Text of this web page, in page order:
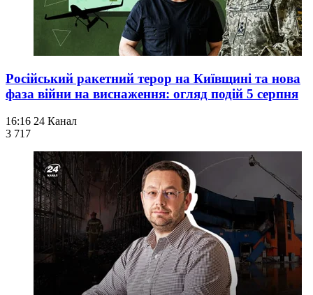
Російський ракетний терор на Київщині та нова
фаза війни на виснаження: огляд подій 5 серпня
16:16 24 Канал
3 717